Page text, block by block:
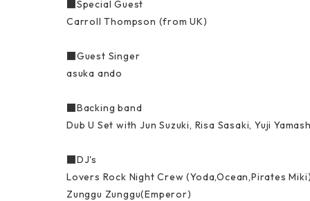
■Special Guest
Carroll Thompson (from UK)
■Guest Singer
asuka ando
■Backing band
Dub U Set with Jun Suzuki, Risa Sasaki, Yuji
■DJ's
Lovers Rock Night Crew (Yoda,Ocean,Pirates
Zunggu Zunggu(Emperor)